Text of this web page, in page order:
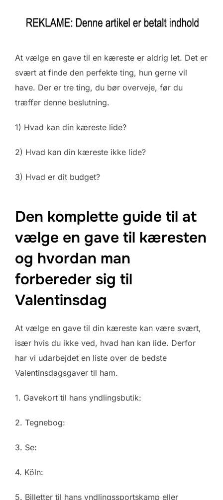
At vælge en gave til en kæreste er aldrig let. Det er
svært at finde den perfekte ting, hun gerne vil
have. Der er tre ting, du bør overveje, før du
træffer denne beslutning.
1) Hvad kan din kæreste lide?
2) Hvad kan din kæreste ikke lide?
3) Hvad er dit budget?
Den komplette guide til at
vælge en gave til kæresten
og hvordan man
forbereder sig til
Valentinsdag
At vælge en gave til din kæreste kan være svært,
især hvis du ikke ved, hvad han kan lide. Derfor
har vi udarbejdet en liste over de bedste
Valentinsdagsgaver til ham.
1. Gavekort til hans yndlingsbutik:
2. Tegnebog:
3. Se:
4. Köln:
5. Billetter til hans yndlingssportskamp eller